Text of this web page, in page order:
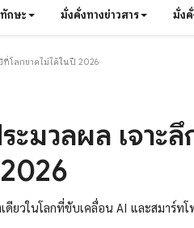
กษะ มั่งคั่งทางข่าวสาร มั่ง
ที่โลกขาดไม่ได้ในปี 2026
มวลผล เจาะลึ
ดียวในโลกที่ขับเคลื่อน AI และสมาร์ท